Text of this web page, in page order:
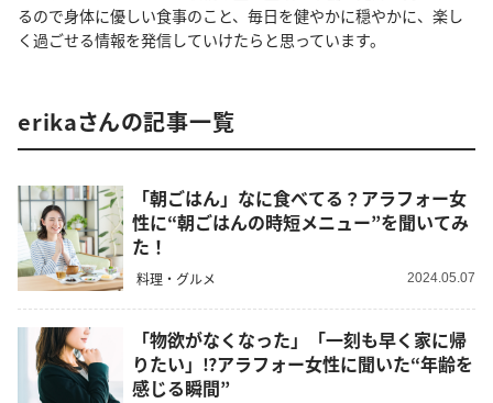
るので身体に優しい食事のこと、毎日を健やかに穏やかに、楽し
く過ごせる情報を発信していけたらと思っています。
erikaさんの記事一覧
「朝ごはん」なに食べてる？アラフォー女
性に“朝ごはんの時短メニュー”を聞いてみ
た！
料理・グルメ 2024.05.07
「物欲がなくなった」「一刻も早く家に帰
りたい」⁉︎アラフォー女性に聞いた“年齢を
感じる瞬間”